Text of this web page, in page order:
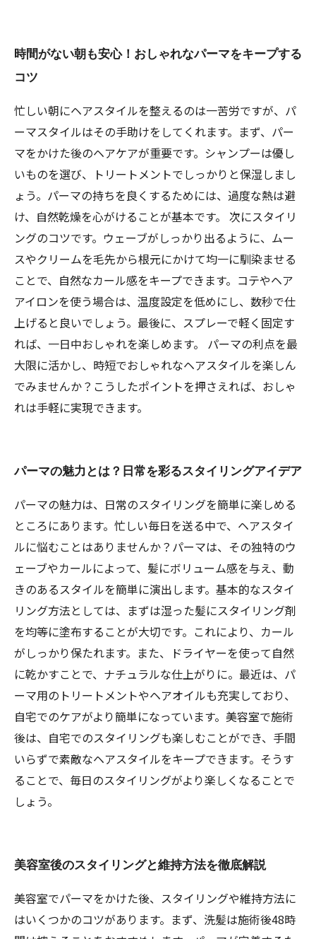
時間がない朝も安心！おしゃれなパーマをキープする
コツ
忙しい朝にヘアスタイルを整えるのは一苦労ですが、パ
ーマスタイルはその手助けをしてくれます。まず、パー
マをかけた後のヘアケアが重要です。シャンプーは優し
いものを選び、トリートメントでしっかりと保湿しまし
ょう。パーマの持ちを良くするためには、過度な熱は避
け、自然乾燥を心がけることが基本です。 次にスタイリ
ングのコツです。ウェーブがしっかり出るように、ムー
スやクリームを毛先から根元にかけて均一に馴染ませる
ことで、自然なカール感をキープできます。コテやヘア
アイロンを使う場合は、温度設定を低めにし、数秒で仕
上げると良いでしょう。最後に、スプレーで軽く固定す
れば、一日中おしゃれを楽しめます。 パーマの利点を最
大限に活かし、時短でおしゃれなヘアスタイルを楽しん
でみませんか？こうしたポイントを押さえれば、おしゃ
れは手軽に実現できます。
パーマの魅力とは？日常を彩るスタイリングアイデア
パーマの魅力は、日常のスタイリングを簡単に楽しめる
ところにあります。忙しい毎日を送る中で、ヘアスタイ
ルに悩むことはありませんか？パーマは、その独特のウ
ェーブやカールによって、髪にボリューム感を与え、動
きのあるスタイルを簡単に演出します。基本的なスタイ
リング方法としては、まずは湿った髪にスタイリング剤
を均等に塗布することが大切です。これにより、カール
がしっかり保たれます。また、ドライヤーを使って自然
に乾かすことで、ナチュラルな仕上がりに。最近は、パ
ーマ用のトリートメントやヘアオイルも充実しており、
自宅でのケアがより簡単になっています。美容室で施術
後は、自宅でのスタイリングも楽しむことができ、手間
いらずで素敵なヘアスタイルをキープできます。そうす
ることで、毎日のスタイリングがより楽しくなることで
しょう。
美容室後のスタイリングと維持方法を徹底解説
美容室でパーマをかけた後、スタイリングや維持方法に
はいくつかのコツがあります。まず、洗髪は施術後48時